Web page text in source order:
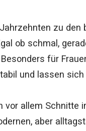
zu
ob schmal,
für
und lassen
vor allem Schnitte
aber